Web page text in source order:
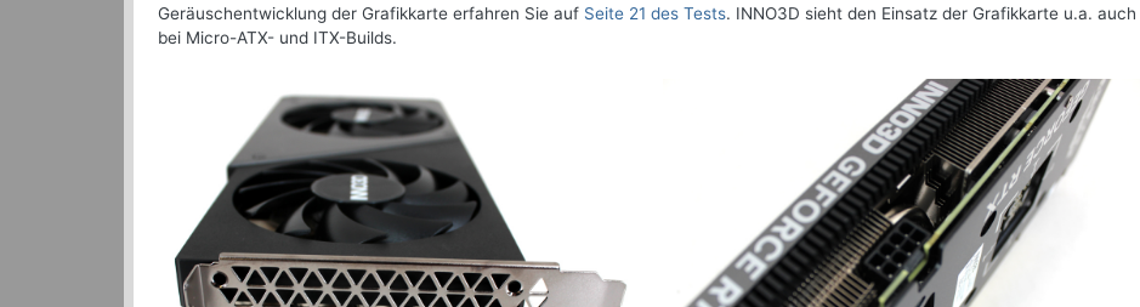
Geräuschentwicklung der Grafikkarte erfahren Sie auf Seite 21 des Tests. INNO3D sieht den Einsatz der Grafikkarte u.a. auch
bei Micro-ATX- und ITX-Builds.